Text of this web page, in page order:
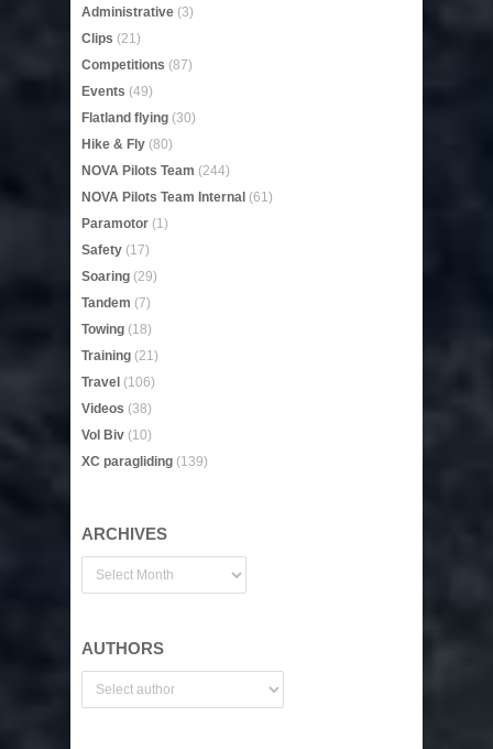
Administrative (3)
Clips (21)
Competitions (87)
Events (49)
Flatland flying (30)
Hike & Fly (80)
NOVA Pilots Team (244)
NOVA Pilots Team Internal (61)
Paramotor (1)
Safety (17)
Soaring (29)
Tandem (7)
Towing (18)
Training (21)
Travel (106)
Videos (38)
Vol Biv (10)
XC paragliding (139)
ARCHIVES
AUTHORS